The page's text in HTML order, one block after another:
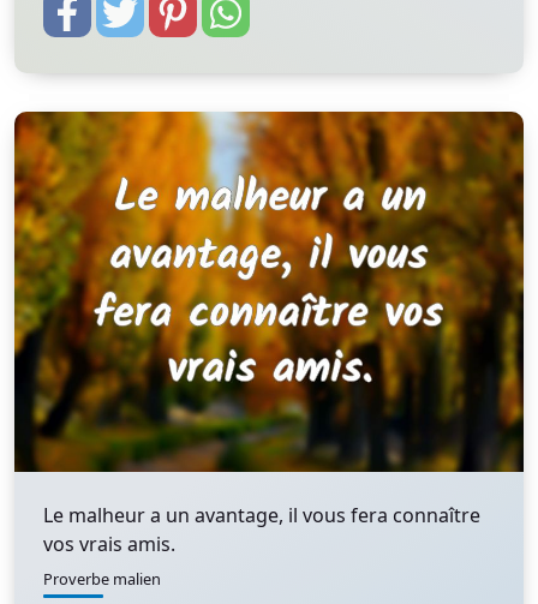
Le malheur a un avantage, il vous fera connaître
vos vrais amis.
Proverbe malien